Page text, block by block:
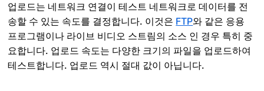
업로드는 네트워크 연결이 테스트 네트워크로 데이터를 전
송할 수 있는 속도를 결정합니다. 이것은 FTP와 같은 응용
프로그램이나 라이브 비디오 스트림의 소스 인 경우 특히 중
요합니다. 업로드 속도는 다양한 크기의 파일을 업로드하여
테스트합니다. 업로드 역시 절대 값이 아닙니다.